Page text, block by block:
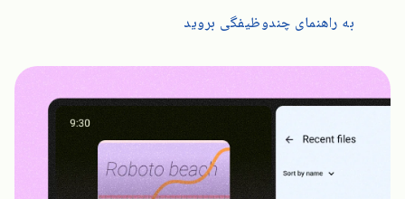
به راهنمای چندوظیفگی بروید